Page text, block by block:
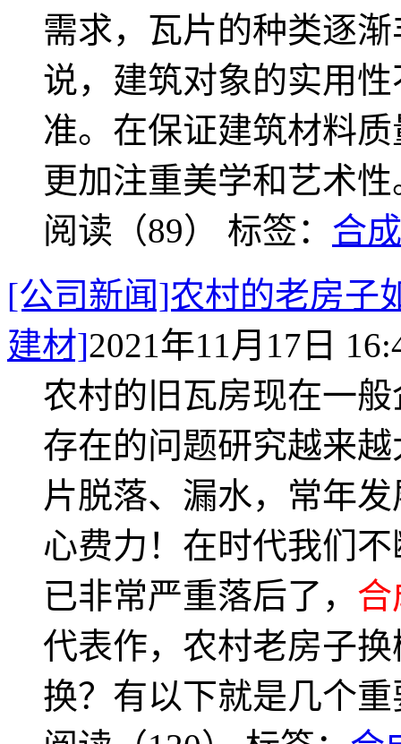
需求，瓦片的种类逐
说，建筑对象的实用
准。在保证建筑材料
更加注重美学和艺术性
阅读（89） 标签： 合
[公司新闻]农村的老房子
建材]2021年11月17日
农村的旧瓦房现在一
存在的问题研究越来
片脱落、漏水，常年
心费力！在时代我们
已非常严重落后了， 合
代表作，农村老房子
换？有以下就是几个